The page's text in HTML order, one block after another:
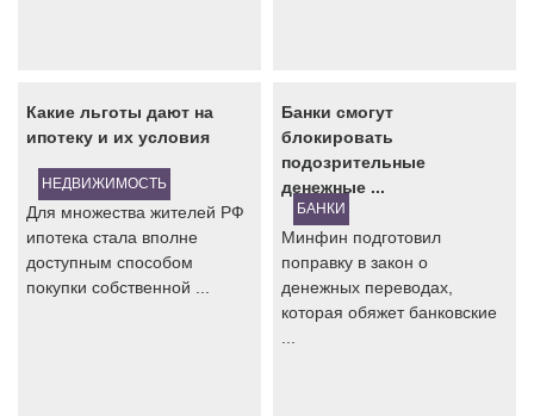
Какие льготы дают на
ипотеку и их условия
НЕДВИЖИМОСТЬ
Для множества жителей РФ
ипотека стала вполне
доступным способом
покупки собственной ...
Банки смогут
блокировать
подозрительные
денежные ...
БАНКИ
Минфин подготовил
поправку в закон о
денежных переводах,
которая обяжет банковские